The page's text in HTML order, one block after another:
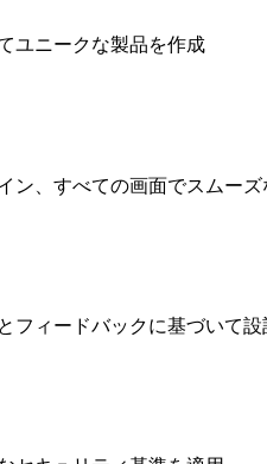
ユニークな製品を作成
ン、すべての画面でスムー
フィードバックに基づいて